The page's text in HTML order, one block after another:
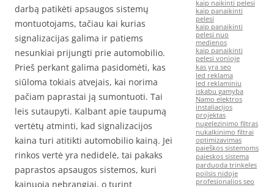
darbą patikėti apsaugos sistemų
montuotojams, tačiau kai kurias
signalizacijas galima ir patiems
nesunkiai prijungti prie automobilio.
Prieš perkant galima pasidomėti, kas
siūloma tokiais atvejais, kai norima
pačiam paprastai ją sumontuoti. Tai
leis sutaupyti. Kalbant apie taupumą
vertėtų atminti, kad signalizacijos
kaina turi atitikti automobilio kainą. Jei
rinkos vertė yra nedidelė, tai pakaks
paprastos apsaugos sistemos, kuri
kainuoja nebrangiai, o turint
kaip naikinti pelesi
kaip panaikinti
pelesi
kaip panaikinti
pelesi nuo
medienos
kaip panaikinti
pelesi vonioje
kas yra seo
led reklama
led reklaminiu
iskabu gamyba
Namo elektros
instaliacijos
projektas
nugelezinimo filtras
nukalkinimo filtrai
optimizavimas
paieškos sistemoms
paieskos sistema
parduoda trinkeles
poilsis nidoje
profesionalios seo